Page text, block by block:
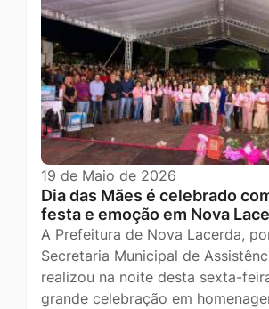
19 de Maio de 2026
Dia das Mães é celebrado
festa e emoção em Nova
A Prefeitura de Nova Lacerda,
Secretaria Municipal de
realizou na noite desta sexta-
grande celebração em